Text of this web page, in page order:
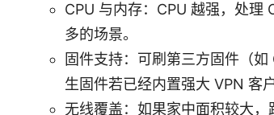
CPU 与内存：CPU 越强，处理
多的场景。
固件支持：可刷第三方固件（
生固件若已经内置强大 VPN 客
无线覆盖：如果家中面积较大，